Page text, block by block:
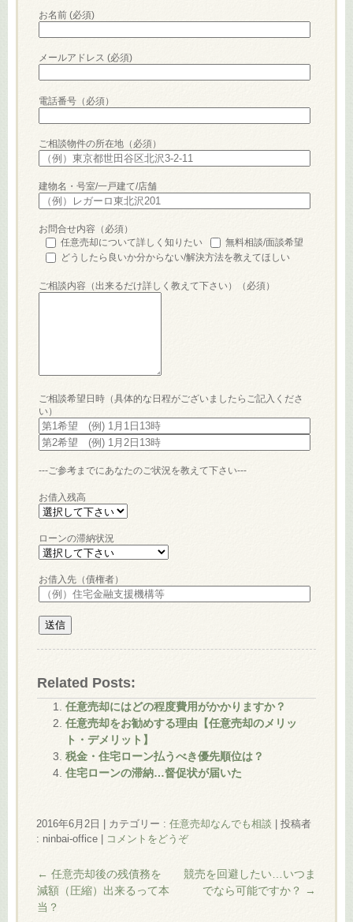
お名前 (必須)
メールアドレス (必須)
電話番号（必須）
ご相談物件の所在地（必須）
建物名・号室/一戸建て/店舗
お問合せ内容（必須）
任意売却について詳しく知りたい
無料相談/面談希望
どうしたら良いか分からない/解決方法を教えてほしい
ご相談内容（出来るだけ詳しく教えて下さい）（必須）
ご相談希望日時（具体的な日程がございましたらご記入くださ
い）
---ご参考までにあなたのご状況を教えて下さい---
お借入残高
ローンの滞納状況
お借入先（債権者）
Related Posts:
任意売却にはどの程度費用がかかりますか？
任意売却をお勧めする理由【任意売却のメリッ
ト・デメリット】
税金・住宅ローン払うべき優先順位は？
住宅ローンの滞納…督促状が届いた
2016年6月2日 | カテゴリー : 任意売却なんでも相談 | 投稿者
: ninbai-office | コメントをどうぞ
← 任意売却後の残債務を
減額（圧縮）出来るって本
当？
競売を回避したい…いつま
でなら可能ですか？
→